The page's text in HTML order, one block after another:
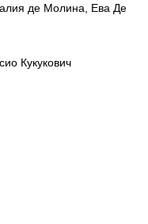
де Молина, Ева Де
Кукукович